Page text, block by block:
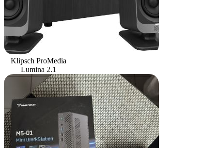
Klipsch ProMedia
Lumina 2.1